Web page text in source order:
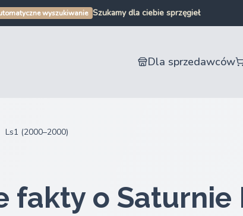
wyszukiwanie Szukamy dla ciebie zderzaków
Szukamy dla ciebie części
Dla sprzedawców
Ls1 (2000–2000)
fakty o Saturnie